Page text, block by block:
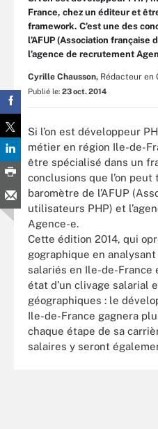
France, chez un éditeur et
framework. C’est une des
l’AFUP (Association française
l’agence de recrutement
Cyrille Chausson, Rédacteur en
Publié le: 23 oct. 2014
Si l’on est développeur
métier en région Ile-de-
être spécialisé dans un
conclusions que l’on
baromètre de l’AFUP
utilisateurs PHP) et
Agence-e.
Cette édition 2014, qui
gographique en
salariés en Ile-de-France
état d’un clivage salarial
géographiques : le
Ile-de-France gagnera
chaque étape de sa
salaires y seront